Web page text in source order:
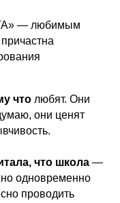
— любимым
что любят. Они
они ценят
что школа —
одновременно
проводить